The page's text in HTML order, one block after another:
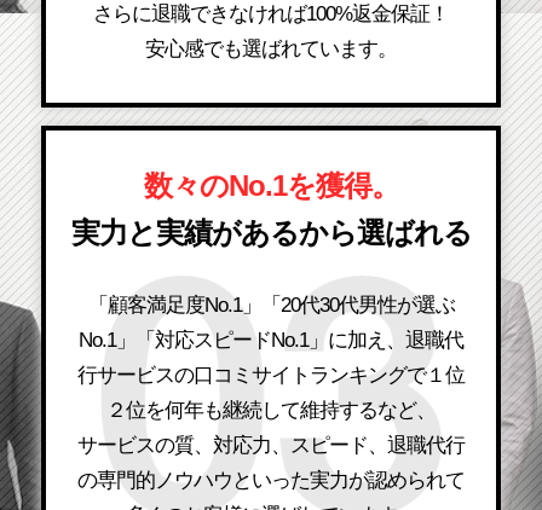
さらに退職できなければ100%返金保証！
安心感でも選ばれています。
数々のNo.1を獲得。
実力と実績があるから選ばれる
「顧客満足度No.1」「20代30代男性が選ぶ
No.1」「対応スピードNo.1」に加え、退職代
行サービスの口コミサイトランキングで１位
２位を何年も継続して維持するなど、
サービスの質、対応力、スピード、退職代行
の専門的ノウハウといった実力が認められて